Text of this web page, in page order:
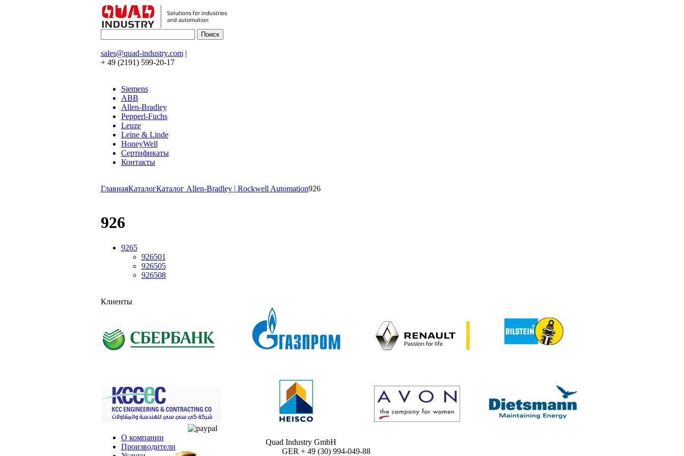
sales@quad-industry.com|
+ 49 (2191) 599-20-17
Siemens
ABB
Allen-Bradley
Pepperl-Fuchs
Leuze
Leine & Linde
HoneyWell
Сертификаты
Контакты
ГлавнаяКаталогКаталог Allen-Bradley | Rockwell Automation926
926
9265
926501
926505
926508
Клиенты
О компании
Производители
Quad Industry GmbH
GER + 49 (30) 994-049-88